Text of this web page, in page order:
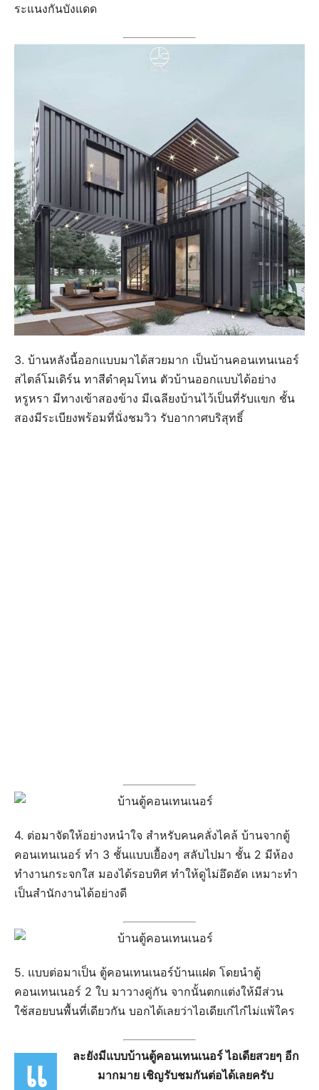
ระแนงกันบังแดด
3. บ้านหลังนี้ออกแบบมาได้สวยมาก เป็นบ้านคอนเทนเนอร์
สไตล์โมเดิร์น ทาสีดำคุมโทน ตัวบ้านออกแบบได้อย่าง
หรูหรา มีทางเข้าสองข้าง มีเฉลียงบ้านไว้เป็นที่รับแขก ชั้น
สองมีระเบียงพร้อมที่นั่งชมวิว รับอากาศบริสุทธิ์
4. ต่อมาจัดให้อย่างหนำใจ สำหรับคนคลั่งไคล้ บ้านจากตู้
คอนเทนเนอร์ ทำ 3 ชั้นแบบเยื้องๆ สลับไปมา ชั้น 2 มีห้อง
ทำงานกระจกใส มองได้รอบทิศ ทำให้ดูไม่อึดอัด เหมาะทำ
เป็นสำนักงานได้อย่างดี
5. แบบต่อมาเป็น ตู้คอนเทนเนอร์บ้านแฝด โดยนำตู้
คอนเทนเนอร์ 2 ใบ มาวางคู่กัน จากนั้นตกแต่งให้มีส่วน
ใช้สอยบนพื้นที่เดียวกัน บอกได้เลยว่าไอเดียเก๋ไก๋ไม่แพ้ใคร
แ
ละยังมีแบบบ้านตู้คอนเทนเนอร์ ไอเดียสวยๆ อีก
มากมาย เชิญรับชมกันต่อได้เลยครับ